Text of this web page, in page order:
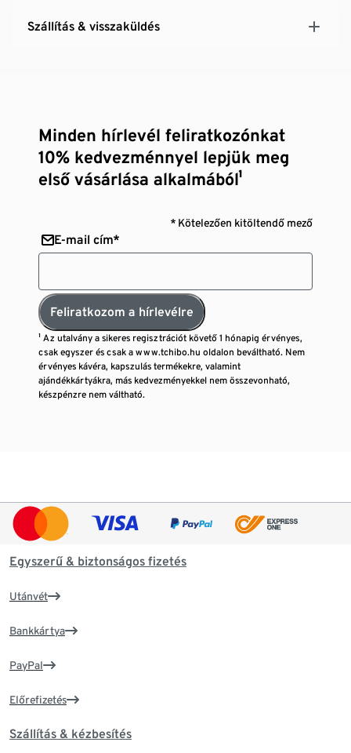
Szállítás & visszaküldés
Minden hírlevél feliratkozónkat
10% kedvezménnyel lepjük meg
első vásárlása alkalmából¹
* Kötelezően kitöltendő mező
E-mail cím*
Feliratkozom a hírlevélre
¹ Az utalvány a sikeres regisztrációt követő 1 hónapig érvényes,
csak egyszer és csak a www.tchibo.hu oldalon beváltható. Nem
érvényes kávéra, kapszulás termékekre, valamint
ajándékkártyákra, más kedvezményekkel nem összevonható,
készpénzre nem váltható.
Egyszerű & biztonságos fizetés
Utánvét
Bankkártya
PayPal
Előrefizetés
Szállítás & kézbesítés